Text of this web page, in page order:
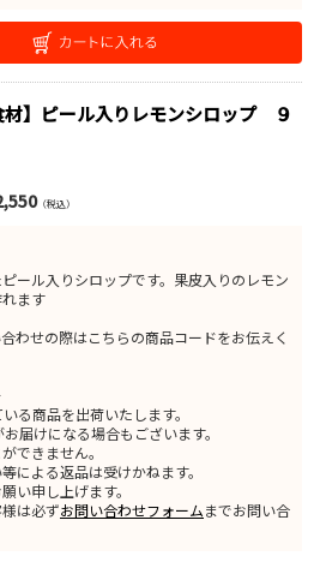
材】ピール入りレモンシロップ ９
（税込）
ール入りシロップです。果皮入りのレモン
ます
せの際はこちらの商品コードをお伝えく
る商品を出荷いたします。
届けになる場合もございます。
できません。
よる返品は受けかねます。
い申し上げます。
は必ずお問い合わせフォームまでお問い合